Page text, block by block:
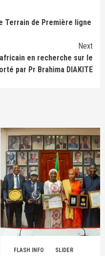
Terrain de Première ligne
Next
en recherche sur le
par Pr Brahima DIAKITE
FLASH INFO SLIDER